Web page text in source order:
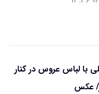
با لباس عروس در کنار
عکس